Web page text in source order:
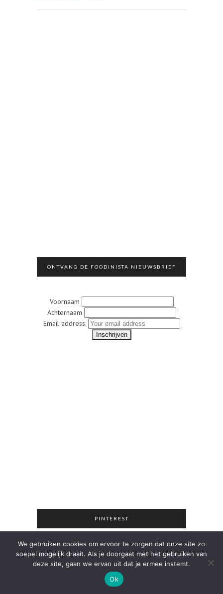
ONTVANG DE FOODINISTA NIEUWSBRIEF
Voornaam
Achternaam
Email address:
PINTEREST
<
We gebruiken cookies om ervoor te zorgen dat onze site zo
soepel mogelijk draait. Als je doorgaat met het gebruiken van
deze site, gaan we ervan uit dat je ermee instemt.
Ok